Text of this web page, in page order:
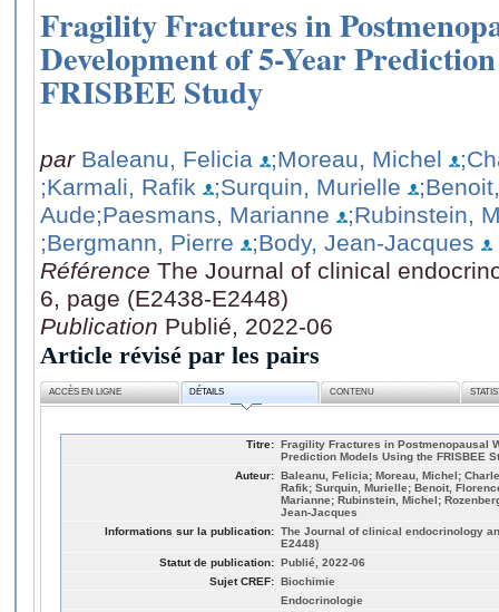
Fragility Fractures in
Development of 5-Year
FRISBEE Study
par Baleanu, Felicia ;Moreau, Michel
;Karmali, Rafik
;Surquin, Murielle
Aude;Paesmans, Marianne
;Rubinstein,
;Bergmann, Pierre
;Body, Jean-Jacques
Référence The Journal of clinical
6, page (E2438-E2448)
Publication Publié, 2022-06
Article révisé par les pairs
ACCÈS EN LIGNE DÉTAILS CONTENU
Titre: Fragility Fractures in Postmenopausal
Prediction Models Using the FRISBEE
Auteur: Baleanu, Felicia; Moreau, Michel;
Rafik; Surquin, Murielle; Benoit,
Marianne; Rubinstein, Michel;
Jean-Jacques
Informations sur la publication: The Journal of clinical endocrinology
E2448)
Statut de publication: Publié, 2022-06
Sujet CREF: Biochimie
Endocrinologie